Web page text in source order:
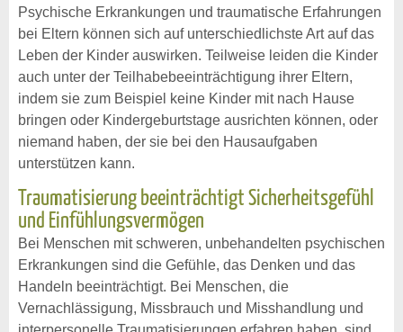
Psychische Erkrankungen und traumatische Erfahrungen
bei Eltern können sich auf unterschiedlichste Art auf das
Leben der Kinder auswirken. Teilweise leiden die Kinder
auch unter der Teilhabebeeinträchtigung ihrer Eltern,
indem sie zum Beispiel keine Kinder mit nach Hause
bringen oder Kindergeburtstage ausrichten können, oder
niemand haben, der sie bei den Hausaufgaben
unterstützen kann.
Traumatisierung beeinträchtigt Sicherheitsgefühl
und Einfühlungsvermögen
Bei Menschen mit schweren, unbehandelten psychischen
Erkrankungen sind die Gefühle, das Denken und das
Handeln beeinträchtigt. Bei Menschen, die
Vernachlässigung, Missbrauch und Misshandlung und